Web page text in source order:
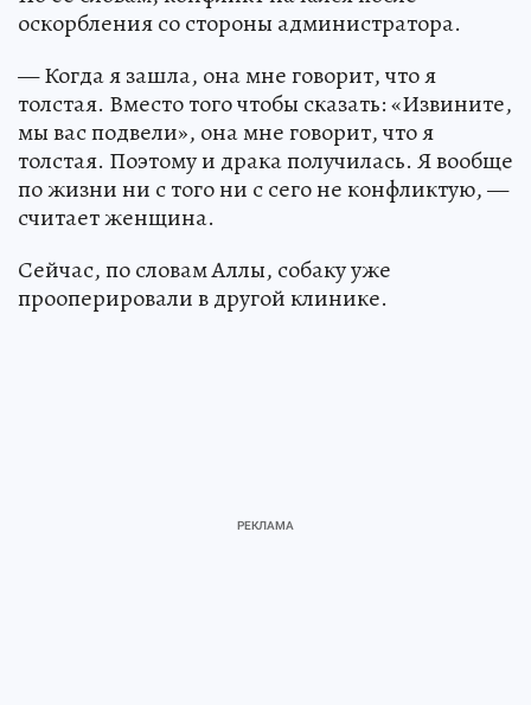
оскорбления со стороны администратора.
— Когда я зашла, она мне говорит, что я
толстая. Вместо того чтобы сказать: «Извините,
мы вас подвели», она мне говорит, что я
толстая. Поэтому и драка получилась. Я вообще
по жизни ни с того ни с сего не конфликтую, —
считает женщина.
Сейчас, по словам Аллы, собаку уже
прооперировали в другой клинике.